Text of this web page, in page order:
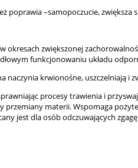
–samopoczucie, zwiększa
okresach zwiększonej
funkcjonowaniu układu
naczynia krwionośne, uszczelniają i
procesy trawienia i
materii. Wspomaga
jest dla osób odczuwających